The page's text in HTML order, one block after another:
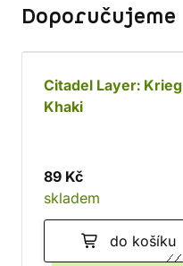
Doporučujeme
Citadel Layer: Krieg
Khaki
89 Kč
skladem
do košíku